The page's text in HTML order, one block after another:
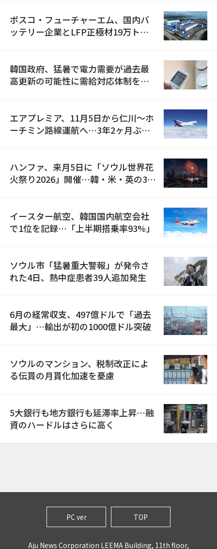
ポスコ・フューチャーエム、国内バ
ッテリー企業とLFP正極材19万トン
韓国政府、猛暑で電力需要が過去最
高更新の可能性に需給対応体制を点
エアプレミア、11月5日から仁川〜ホ
ーチミン路線運航へ…3年2ヶ月ぶり
ハンファ、来月5日に「ソウル世界花
火祭り2026」開催…韓・米・英の3カ
イースター航空、韓国国内航空会社
で1位を記録…「上半期搭乗率93%」
ソウル市「猛暑重大警報」が発令さ
れた4日、熱中症患者39人追加発生
6月の経常収支、497億ドルで「過去
最大」…輸出が初の1000億ドル突破
ソウルのマンション、税制改正によ
る伝貰の月貰化加速を憂慮
5大銀行も地方銀行も延滞率上昇…融
資のハードルはさらに高く
PC ver TOP
Aju News Corporation LEEMA Building, 11th floor,